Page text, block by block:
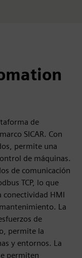
de
SICAR. Con
permite una
de máquinas.
de comunicación
TCP, lo que
conectividad HMI
La
de
permite la
y entornos. La
permiten